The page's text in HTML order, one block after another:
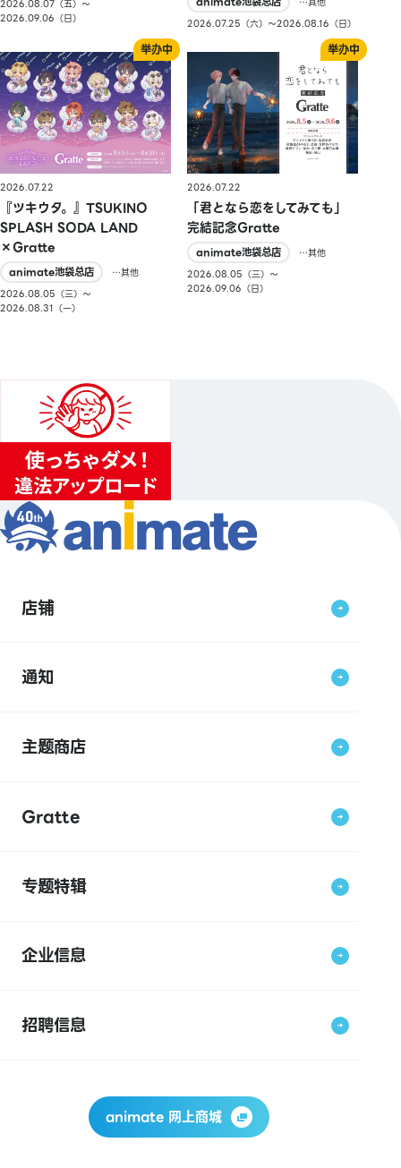
2026.08.07（五）〜
2026.09.06（日）
2026.07.25（六）〜2026.08.16（日）
2026.07.22
『ツキウタ。』TSUKINO
SPLASH SODA LAND
×Gratte
animate池袋总店
…其他
2026.08.05（三）〜
2026.08.31（一）
2026.07.22
「君となら恋をしてみても」
完結記念Gratte
animate池袋总店
…其他
2026.08.05（三）〜
2026.09.06（日）
店铺
通知
主题商店
Gratte
专题特辑
企业信息
招聘信息
animate 网上商城